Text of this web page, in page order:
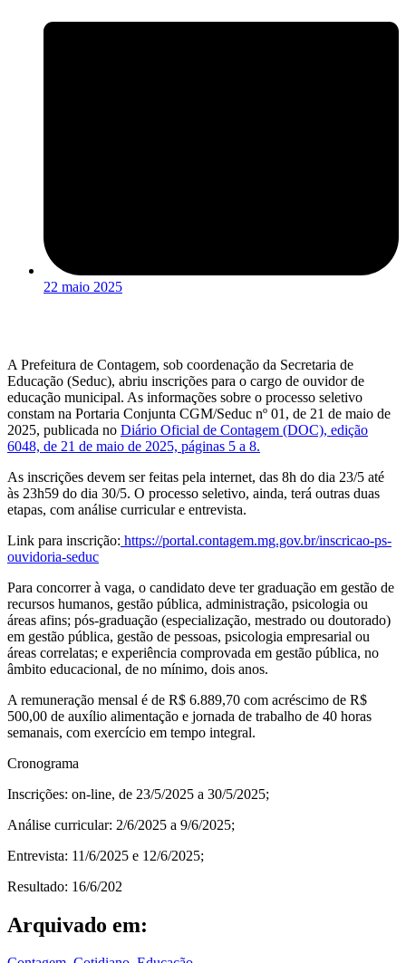
22 maio 2025
A Prefeitura de Contagem, sob coordenação da Secretaria de
Educação (Seduc), abriu inscrições para o cargo de ouvidor de
educação municipal. As informações sobre o processo seletivo
constam na Portaria Conjunta CGM/Seduc nº 01, de 21 de maio de
2025, publicada no Diário Oficial de Contagem (DOC), edição
6048, de 21 de maio de 2025, páginas 5 a 8.
As inscrições devem ser feitas pela internet, das 8h do dia 23/5 até
às 23h59 do dia 30/5. O processo seletivo, ainda, terá outras duas
etapas, com análise curricular e entrevista.
Link para inscrição: https://portal.contagem.mg.gov.br/inscricao-ps-
ouvidoria-seduc
Para concorrer à vaga, o candidato deve ter graduação em gestão de
recursos humanos, gestão pública, administração, psicologia ou
áreas afins; pós-graduação (especialização, mestrado ou doutorado)
em gestão pública, gestão de pessoas, psicologia empresarial ou
áreas correlatas; e experiência comprovada em gestão pública, no
âmbito educacional, de no mínimo, dois anos.
A remuneração mensal é de R$ 6.889,70 com acréscimo de R$
500,00 de auxílio alimentação e jornada de trabalho de 40 horas
semanais, com exercício em tempo integral.
Cronograma
Inscrições: on-line, de 23/5/2025 a 30/5/2025;
Análise curricular: 2/6/2025 a 9/6/2025;
Entrevista: 11/6/2025 e 12/6/2025;
Resultado: 16/6/202
Arquivado em: